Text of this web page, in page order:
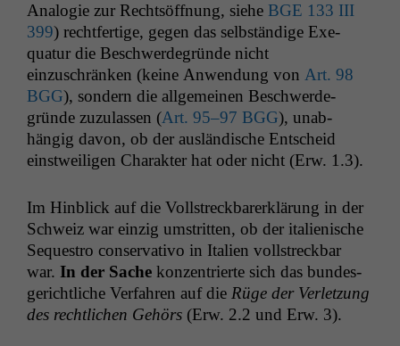
Analo­gie zur Recht­söff­nung, siehe BGE 133 III
399) recht­fer­tige, gegen das selb­ständi­ge Exe­
quatur die Beschw­erde­gründe nicht
einzuschränken (keine Anwen­dung von Art. 98
BGG), son­dern die all­ge­meinen Beschw­erde­
gründe zuzu­lassen (Art. 95–97 BGG), unab­
hängig davon, ob der aus­ländis­che Entscheid
einst­weili­gen Charak­ter hat oder nicht (Erw. 1.3).
Im Hin­blick auf die Voll­streck­bar­erk­lärung in der
Schweiz war einzig umstrit­ten, ob der ital­ienis­che
Seque­stro con­ser­v­a­ti­vo in Ital­ien voll­streck­bar
war. In der Sache konzen­tri­erte sich das bun­des­
gerichtliche Ver­fahren auf die Rüge der Ver­let­zung
des rechtlichen Gehörs (Erw. 2.2 und Erw. 3).